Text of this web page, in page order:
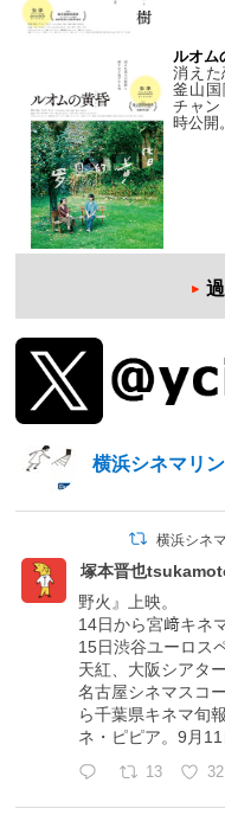
ルオ
消え
釜山国
チャン
時公開。
横浜シネマリン
横浜シネ
塚本晋也
野火』上映。
14日から宮﨑キネ
15日渋谷ユーロス
天紅、大阪シアタ
名古屋シネマスコ
ら千葉県キネマ旬
ネ・ピピア。9月
13 32